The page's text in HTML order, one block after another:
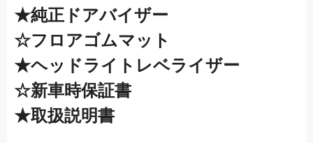
★純正ドアバイザー
☆フロアゴムマット
★ヘッドライトレベライザー
☆新車時保証書
★取扱説明書